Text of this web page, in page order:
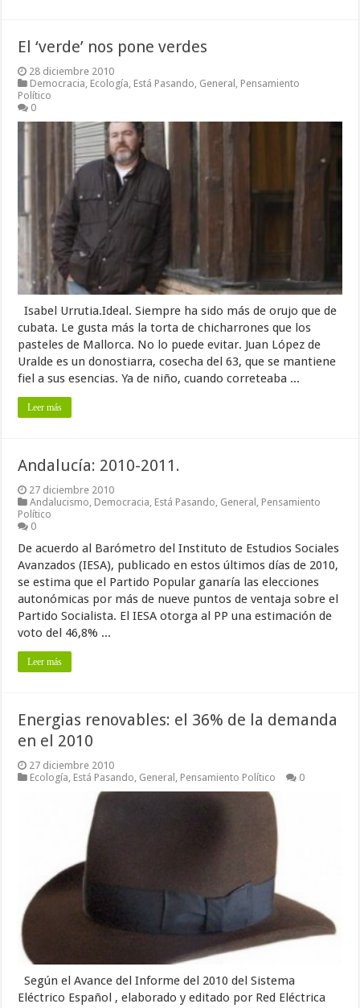
El ‘verde’ nos pone verdes
28 diciembre 2010
Democracia, Ecología, Está Pasando, General , Pensamiento
Político
0
Isabel Urrutia.Ideal. Siempre ha sido más de orujo que de
cubata. Le gusta más la torta de chicharrones que los
pasteles de Mallorca. No lo puede evitar. Juan López de
Uralde es un donostiarra, cosecha del 63, que se mantiene
fiel a sus esencias. Ya de niño, cuando correteaba ...
Leer más
Andalucía: 2010-2011.
27 diciembre 2010
Andalucismo Democracia Está Pasando General
Pensamiento
Político
0
De acuerdo al Barómetro del Instituto de Estudios Sociales
Avanzados (IESA), publicado en estos últimos días de 2010,
se estima que el Partido Popular ganaría las elecciones
autonómicas por más de nueve puntos de ventaja sobre el
Partido Socialista. El IESA otorga al PP una estimación de
voto del 46,8% ...
Leer más
Energias renovables: el 36% de la demanda
en el 2010
27 diciembre 2010
Ecología Está Pasando General Pensamiento Político 0
Según el Avance del Informe del 2010 del Sistema
Eléctrico Español , elaborado y editado por Red Eléctrica